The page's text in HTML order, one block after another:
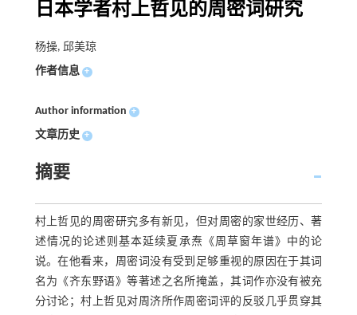
日本学者村上哲见的周密词研究
杨操, 邱美琼
作者信息 +
Author information +
文章历史 +
摘要
村上哲见的周密研究多有新见，但对周密的家世经历、著
述情况的论述则基本延续夏承焘《周草窗年谱》中的论
说。在他看来，周密词没有受到足够重视的原因在于其词
名为《齐东野语》等著述之名所掩盖，其词作亦没有被充
分讨论；村上哲见对周济所作周密词评的反驳几乎贯穿其